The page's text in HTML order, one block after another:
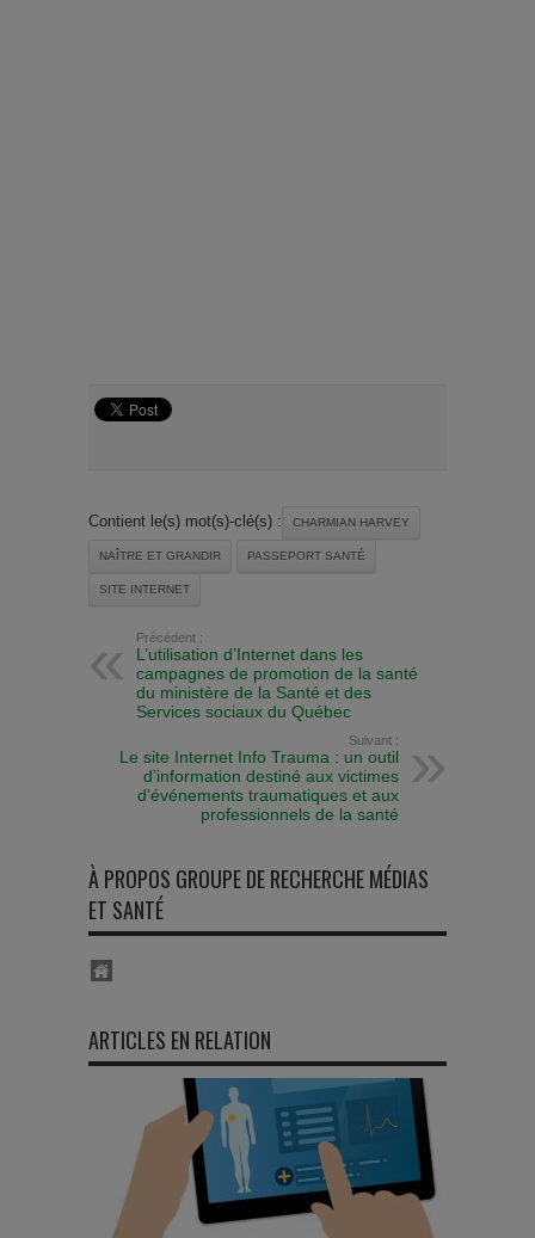
Contient le(s) mot(s)-clé(s) : CHARMIAN HARVEY
NAÎTRE ET GRANDIR PASSEPORT SANTÉ
SITE INTERNET
Précédent :
L’utilisation d’Internet dans les
campagnes de promotion de la santé
du ministère de la Santé et des
Services sociaux du Québec
Suivant :
Le site Internet Info Trauma : un outil
d’information destiné aux victimes
d’événements traumatiques et aux
professionnels de la santé
À PROPOS GROUPE DE RECHERCHE MÉDIAS
ET SANTÉ
ARTICLES EN RELATION